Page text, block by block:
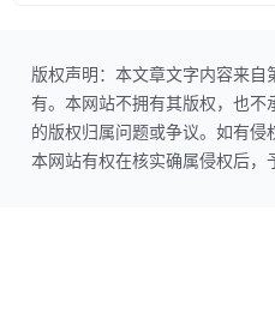
版权声明：本文章文字内容来
有。本网站不拥有其版权，也不
的版权归属问题或争议。如有侵
本网站有权在核实确属侵权后，